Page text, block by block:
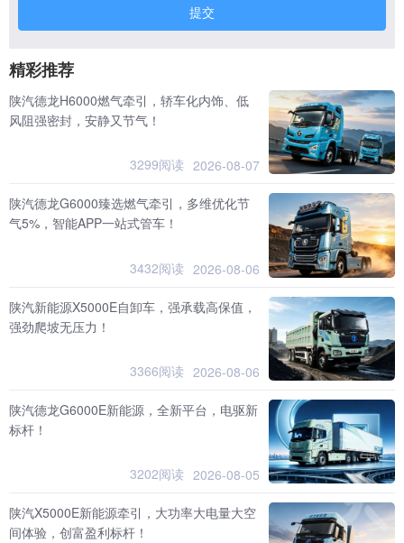
提交
精彩推荐
陕汽德龙H6000燃气牵引，轿车化内饰、低
风阻强密封，安静又节气！
3299阅读 2026-08-07
陕汽德龙G6000臻选燃气牵引，多维优化节
气5%，智能APP一站式管车！
3432阅读 2026-08-06
陕汽新能源X5000E自卸车，强承载高保值，
强劲爬坡无压力！
3366阅读 2026-08-06
陕汽德龙G6000E新能源，全新平台，电驱新
标杆！
3202阅读 2026-08-05
陕汽X5000E新能源牵引，大功率大电量大空
间体验，创富盈利标杆！